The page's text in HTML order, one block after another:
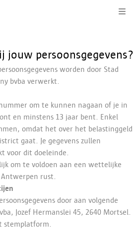
jouw persoonsgegevens?
worden door Stad
bvba verwerkt.
om te kunnen nagaan of je in
en minstens 13 jaar bent. Enkel
omdat het over het belastinggeld
gaat. Je gegevens zullen
voor dit doeleinde.
om te voldoen aan een wettelijke
rust.
door aan volgende
Jozef Hermanslei 45, 2640 Mortsel.
stemplatform.